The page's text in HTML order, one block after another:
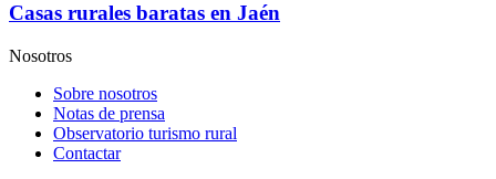
Casas rurales baratas en Jaén
Nosotros
Sobre nosotros
Notas de prensa
Observatorio turismo rural
Contactar